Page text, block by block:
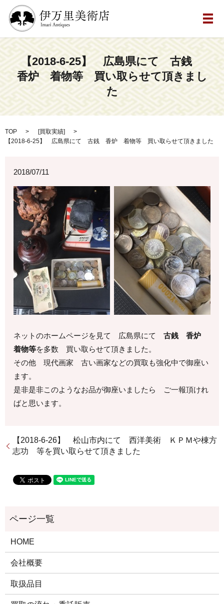
メ
【2018-6-25】 広島県にて 古銭
香炉 着物等 買い取らせて頂きまし
た
TOP [買取実績]
【2018-6-25】 広島県にて 古銭 香炉 着物等 買い取らせて頂きました
2018/07/11
ネットのホームページを見て 広島県にて古銭 香炉
着物等を多数 買い取らせて頂きました。
その他 現代画家 古い画家などの買取も強化中で御座い
ます。
是非是非このようなお品が御座いましたら ご一報頂けれ
ばと思います。
【2018-6-26】 松山市内にて 西洋美術 ＫＰＭや棟方
志功 等を買い取らせて頂きました
HOME
会社概要
取扱品目